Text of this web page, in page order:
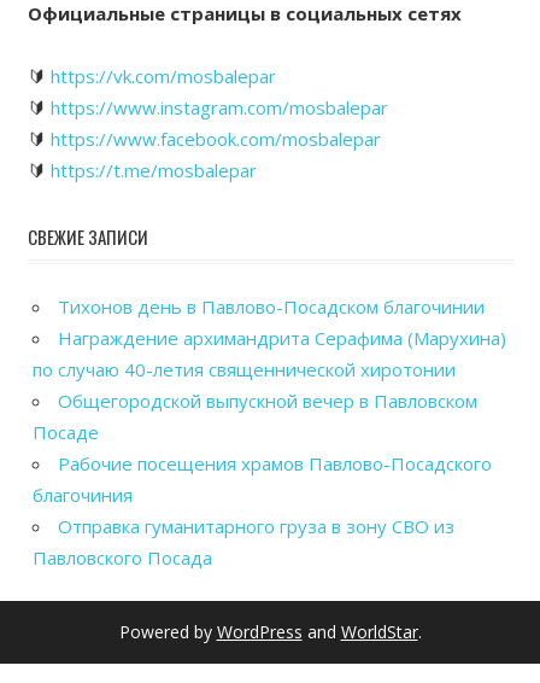
Официальные страницы в социальных сетях
🔰 https://vk.com/mosbalepar
🔰 https://www.instagram.com/mosbalepar
🔰 https://www.facebook.com/mosbalepar
🔰 https://t.me/mosbalepar
СВЕЖИЕ ЗАПИСИ
Тихонов день в Павлово-Посадском благочинии
Награждение архимандрита Серафима (Марухина)
по случаю 40-летия священнической хиротонии
Общегородской выпускной вечер в Павловском
Посаде
Рабочие посещения храмов Павлово-Посадского
благочиния
Отправка гуманитарного груза в зону СВО из
Павловского Посада
Powered by WordPress and WorldStar.